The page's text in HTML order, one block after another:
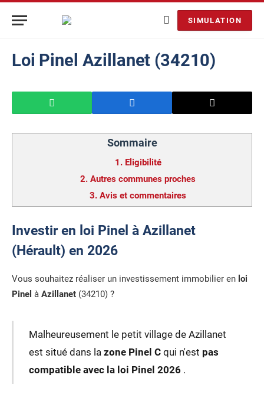
SIMULATION
Loi Pinel Azillanet (34210)
Sommaire
1. Eligibilité
2. Autres communes proches
3. Avis et commentaires
Investir en loi Pinel à Azillanet
(Hérault) en 2026
Vous souhaitez réaliser un investissement immobilier en loi
Pinel à Azillanet (34210) ?
Malheureusement le petit village de Azillanet
est situé dans la zone Pinel Cqui n'est pas
compatible avec la loi Pinel 2026 .